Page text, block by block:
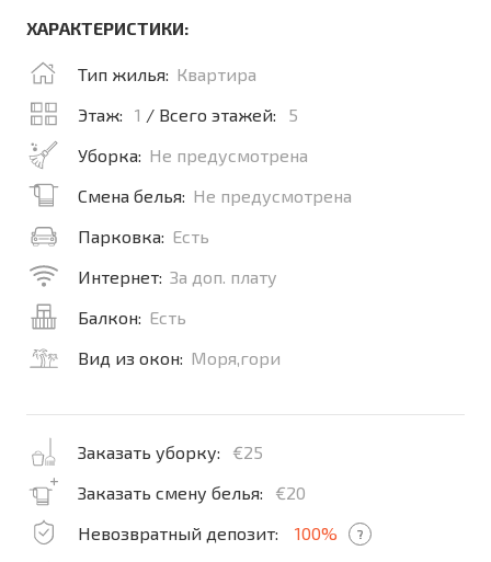
ХАРАКТЕРИСТИКИ:
Тип жилья: Квартира
Этаж:
1 / Всего этажей:
5
Уборка: Не предусмотрена
Смена белья: Не предусмотрена
Парковка: Есть
Интернет: За доп. плату
Балкон: Есть
Вид из окон: Моря,гори
Заказать уборку:
€25
Заказать смену белья:
€20
Невозвратный депозит:
100% ?